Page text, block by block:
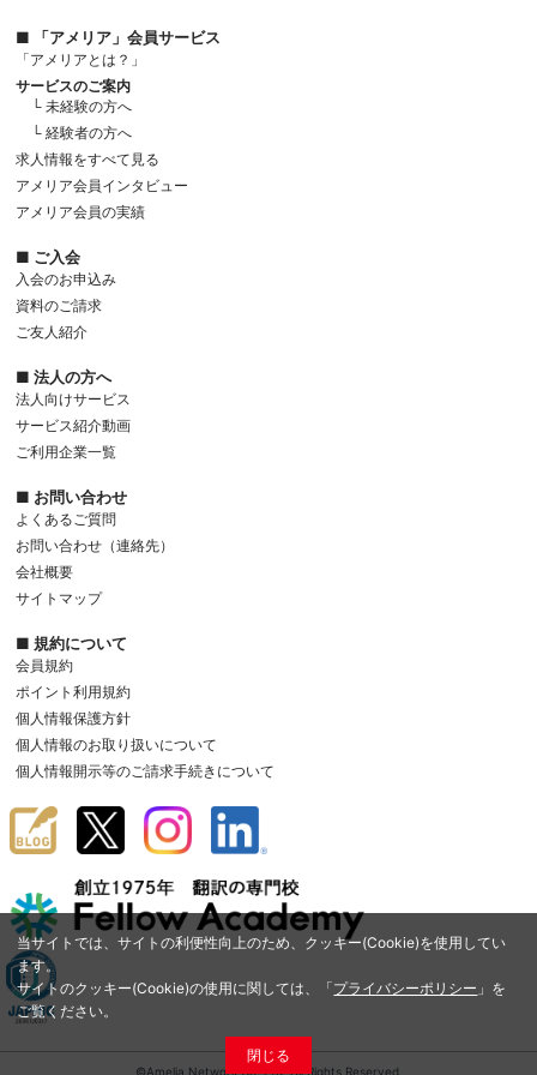
当サイトでは、サイトの利便性向上のため、クッキー(Cookie)を使用してい
ます。
サイトのクッキー(Cookie)の使用に関しては、「プライバシーポリシー 」を
ご覧ください。
閉じる
■ 「アメリア」会員サービス
「アメリアとは？」
サービスのご案内
└ 未経験の方へ
└ 経験者の方へ
求人情報をすべて見る
アメリア会員インタビュー
アメリア会員の実績
■ ご入会
入会のお申込み
資料のご請求
ご友人紹介
■ 法人の方へ
法人向けサービス
サービス紹介動画
ご利用企業一覧
■ お問い合わせ
よくあるご質問
お問い合わせ（連絡先）
会社概要
サイトマップ
■ 規約について
会員規約
ポイント利用規約
個人情報保護方針
個人情報のお取り扱いについて
個人情報開示等のご請求手続きについて
©Amelia Network Co.,Ltd. All Rights Reserved.